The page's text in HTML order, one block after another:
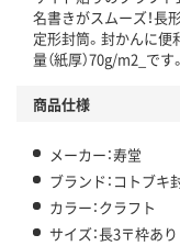
この商品の環境配慮ポ
アスクル商品環境ス
名書きがスムーズ！長
定形封筒。封かんに便
量（紙厚）70g/m2_で
商品仕様
メーカー：寿堂
ブランド：コトブキ
カラー：クラフト
サイズ：長3〒枠あり